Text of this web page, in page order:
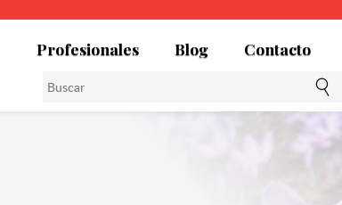
Profesionales Blog Contacto